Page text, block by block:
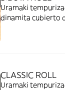
Uramaki
dinamita cubierto
CLASSIC ROLL
Uramaki